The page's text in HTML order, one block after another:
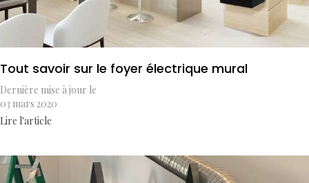
Tout savoir sur le foyer électrique mural
Dernière mise à jour le
03 mars 2020
Lire l'article